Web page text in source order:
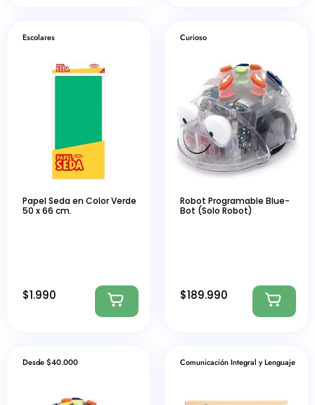
Escolares
Papel Seda en Color Verde
50 x 66 cm.
$1.990
Curioso
Robot Programable Blue-
Bot (Solo Robot)
$189.990
Desde $40.000 Comunicación Integral y Lenguaje